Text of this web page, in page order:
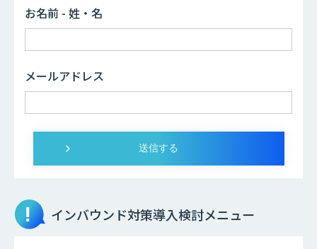
お名前 - 姓・名
メールアドレス
インバウンド対策導入検討メニュー